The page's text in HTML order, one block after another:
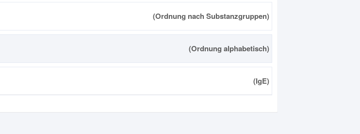
(Ordnung nach Substanzgruppen)
(Ordnung alphabetisch)
(IgE)